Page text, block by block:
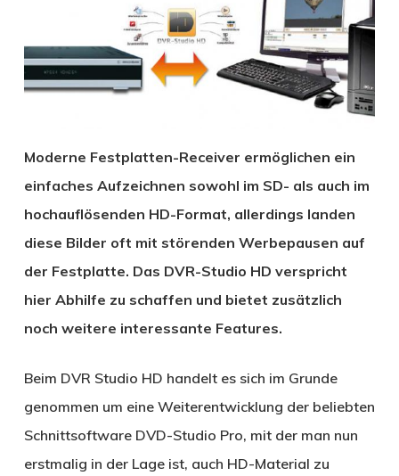
Moderne Festplatten-Receiver ermöglichen ein
einfaches Aufzeichnen sowohl im SD- als auch im
hochauflösenden HD-Format, allerdings landen
diese Bilder oft mit störenden Werbepausen auf
der Festplatte. Das DVR-Studio HD verspricht
hier Abhilfe zu schaffen und bietet zusätzlich
noch weitere interessante Features.
Beim DVR Studio HD handelt es sich im Grunde
genommen um eine Weiterentwicklung der beliebten
Schnittsoftware DVD-Studio Pro, mit der man nun
erstmalig in der Lage ist, auch HD-Material zu